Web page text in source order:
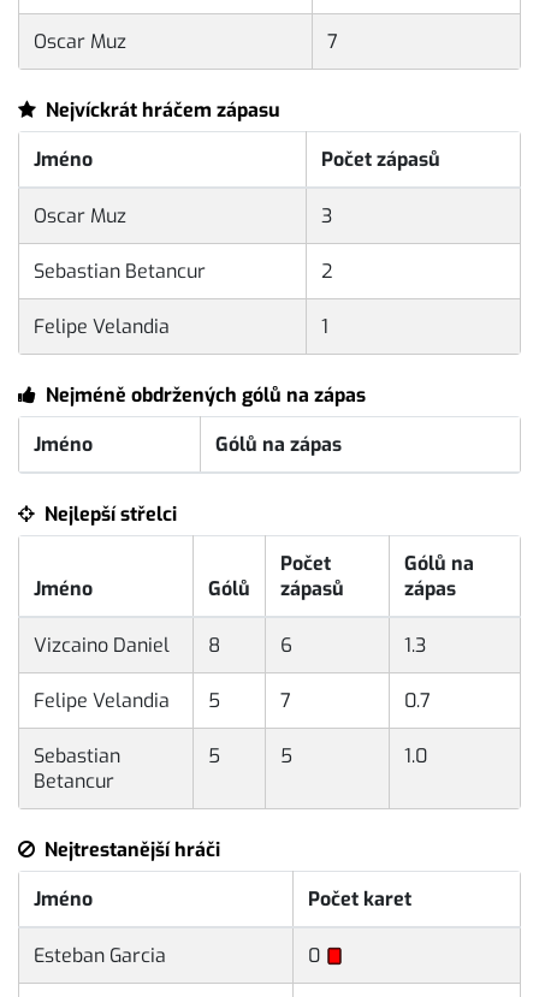
Oscar Muz 7
Nejvíckrát hráčem zápasu
Jméno
Počet zápasů
Oscar Muz 3
Sebastian Betancur 2
Felipe Velandia 1
Nejméně obdržených gólů na zápas
Jméno
Gólů na zápas
Nejlepší střelci
Jméno Gólů
Počet
zápasů
Gólů na
zápas
Vizcaino Daniel 8 6 1.3
Felipe Velandia 5 7 0.7
Sebastian
Betancur
5 5 1.0
Nejtrestanější hráči
Jméno
Počet karet
Esteban Garcia 0